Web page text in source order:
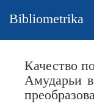
Bibliometrika
Качество
Амударьи